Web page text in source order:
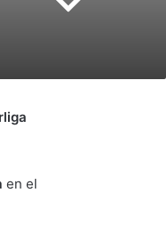
en el